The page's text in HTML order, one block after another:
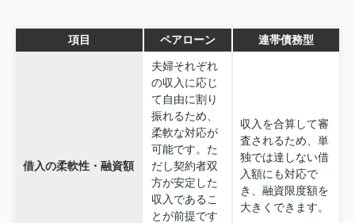
項目 ペアローン 連帯債務型
借入の柔軟性・融資額
夫婦それぞれ
の収入に応じ
て自由に割り
振れるため、
柔軟な対応が
可能です。た
だし契約者双
方が安定した
収入であるこ
とが前提です
収入を合算して審
査されるため、単
独では達しない借
入額にも対応で
き、融資限度額を
大きくできます。